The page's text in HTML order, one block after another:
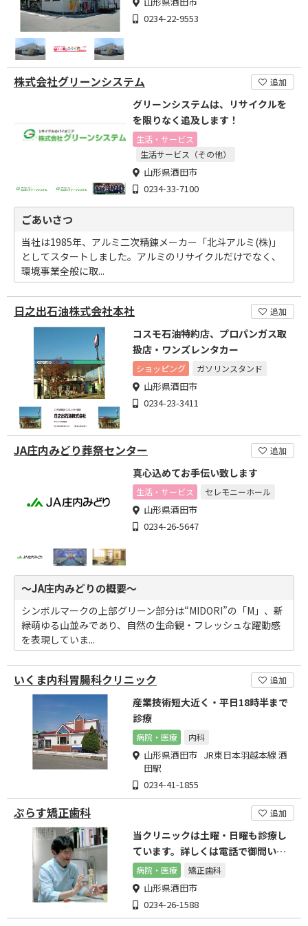
0234-22-9553
株式会社グリーンシステム 追加
グリーンシステムは、リサイクルを
を限りなく追及します！
生活・サービス
生活サービス（その他）
山形県酒田市
0234-33-7100
ごあいさつ
当社は1985年、アルミ二次精錬メーカー「北斗アルミ(株)」
としてスタートしました。アルミのリサイクルだけでなく、
環境事業全般に取...
日之出石油株式会社本社 追加
コスモ石油特約店、プロパンガス取
扱店・ワンズレンタカー
ショッピング ガソリンスタンド
山形県酒田市
0234-23-3411
JA庄内みどり葬祭センター 追加
真心込めてお手伝い致します
生活・サービス セレモニーホール
山形県酒田市
0234-26-5647
～JA庄内みどりの概要～
シンボルマークの上部グリーン部分は“MIDORI”の「M」、新
緑萌ゆる山並みであり、自然の生命観・フレッシュな躍動感
を表現していま...
いくま内科胃腸科クリニック 追加
産業技術短大近く・平日18時半まで
診療
病院・医療 内科
山形県酒田市 JR東日本羽越本線 酒
田駅
0234-41-1855
ぷらす矯正歯科 追加
当クリニックは土曜・日曜も診療し
ています。詳しくは電話で御問い合
わせ下さい
病院・医療 矯正歯科
山形県酒田市
0234-26-1588